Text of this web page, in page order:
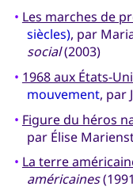
• Les marches de
siècles), par
social(2003)
• 1968 aux États-
mouvement, par
• Figure du héros
par Élise
• La terre
américaines